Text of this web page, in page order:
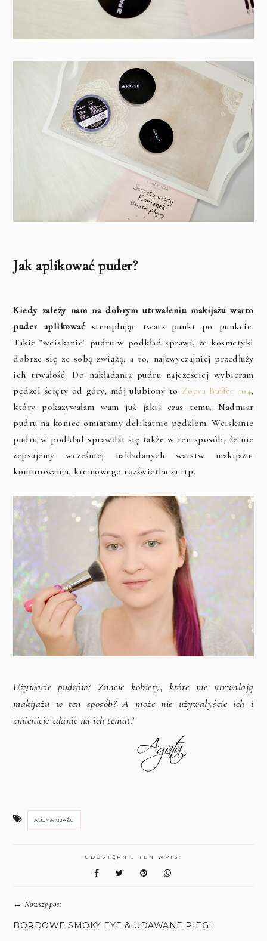
Jak aplikować puder?
Kiedy zależy nam na dobrym utrwaleniu makijażu warto
puder aplikować stemplując twarz punkt po punkcie.
Takie "wciskanie" pudru w podkład sprawi, że kosmetyki
dobrze się ze sobą zwiążą, a to, najzwyczajniej przedłuży
ich trwałość. Do nakładania pudru najczęściej wybieram
pędzel ścięty od góry, mój ulubiony to Zoeva Buffer 104,
który pokazywałam wam już jakiś czas temu. Nadmiar
pudru na koniec omiatamy delikatnie pędzlem. Wciskanie
pudru w podkład sprawdzi się także w ten sposób, że nie
zepsujemy wcześniej nakładanych warstw makijażu-
konturowania, kremowego rozświetlacza itp.
Używacie pudrów? Znacie kobiety, które nie utrwalają
makijażu w ten sposób? A może nie używałyście ich i
zmienicie zdanie na ich temat?
ABCMAKIJAŻU
UDOSTĘPNIJ TEN WPIS:
← Nowszy post
BORDOWE SMOKY EYE & UDAWANE PIEGI